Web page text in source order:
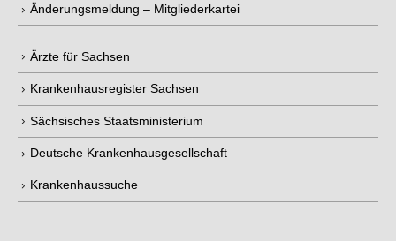
Änderungsmeldung – Mitgliederkartei
Ärzte für Sachsen
Krankenhausregister Sachsen
Sächsisches Staatsministerium
Deutsche Krankenhausgesellschaft
Krankenhaussuche